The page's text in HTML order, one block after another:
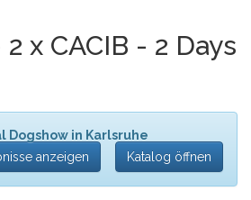
x CACIB - 2 Days
Dogshow in Karlsruhe
anzeigen
Katalog öffnen